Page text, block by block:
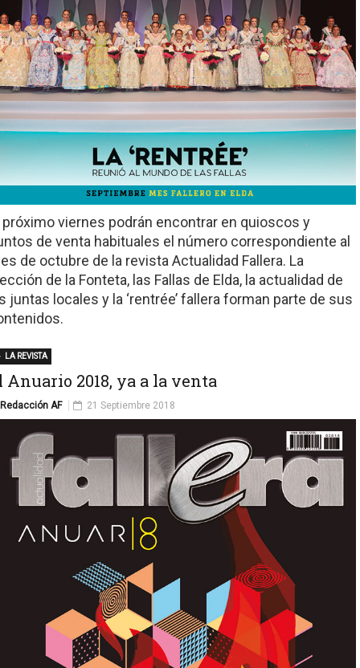
próximo viernes podrán encontrar en quioscos y
de venta habituales el número correspondiente al
de octubre de la revista Actualidad Fallera. La
de la Fonteta, las Fallas de Elda, la actualidad de
juntas locales y la ‘rentrée’ fallera forman parte de sus
Anuario 2018, ya a la venta
Redacción AF
LA REVISTA
21 Septiembre 2018